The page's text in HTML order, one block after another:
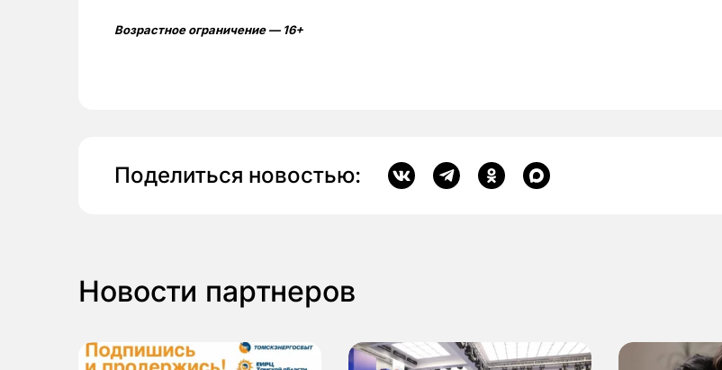
Возрастное ограничение — 16+
Поделиться новостью:
Новости партнеров